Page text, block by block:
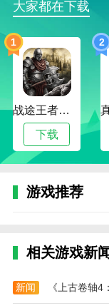
池核游戏成就攻略
Not Afraid of
探索至此房
及音效播放。
2、第二章：
Art
全部5个环状标记
区域，因为进入
(1)位于三角
大家都在下载
1
战途王者最新版
下载
2
游戏推荐
相关游戏新闻
新闻 《上古卷轴